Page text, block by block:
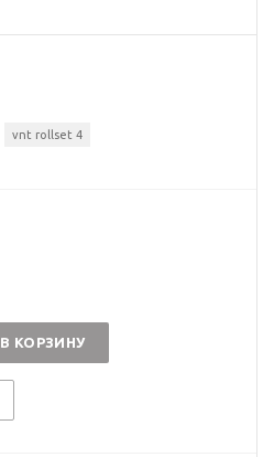
vnt rollset 4
В КОРЗИНУ